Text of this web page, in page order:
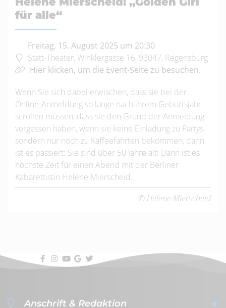
für alle“
Freitag, 15. August 2025 um 20:30
Statt-Theater, Winklergasse 16, 93047, Regensburg
Hier klicken, um die Event-Seite zu besuchen.
Wenn Sie sich dabei erwischen, dass sie bei der
Online-Anmeldung so lange nach ihrem Geburtsjahr
scrollen müssen, dass sie den Grund der Anmeldung
vergessen haben, wenn sie keine Einladung zu Partys,
sondern nur noch zu Kaffeefahrten bekommen, dann
ist es passiert: Sie sind über 50 Jahre alt! Dann ist es
höchste Zeit für einen Abend mit der Berliner
Kabarettistin Helene Mierscheid.
© Helene Mierscheid
Anschrift & Redaktion